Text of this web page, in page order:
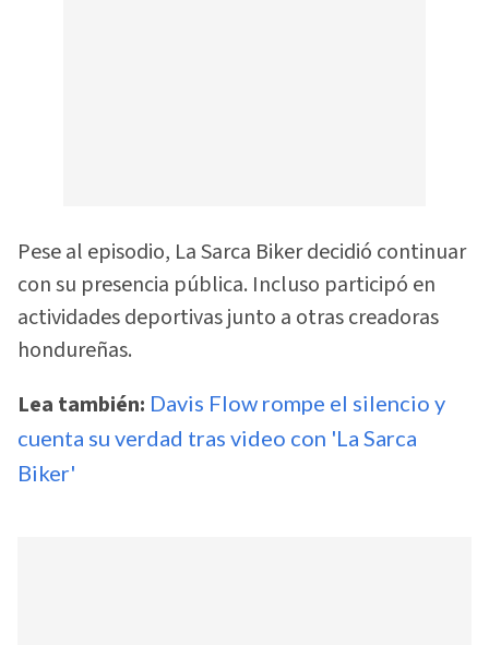
Pese al episodio, La Sarca Biker decidió continuar
con su presencia pública. Incluso participó en
actividades deportivas junto a otras creadoras
hondureñas.
Lea también: Davis Flow rompe el silencio y
cuenta su verdad tras video con 'La Sarca
Biker'